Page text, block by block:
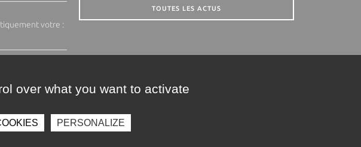
votre :
TOUTES LES ACTUS
over what you want to activate
PERSONALIZE